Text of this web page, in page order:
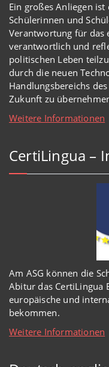
Ein großes Anliegen ist
Schülerinnen und
Verantwortung für das
verantwortlich und
politischen Leben
durch die neuen
Handlungsbereichs
Zukunft zu
Weitere Informationen
CertiLingua –
Am ASG können die
Abitur das CertiLingua
europäische und
bekommen.
Weitere Informationen